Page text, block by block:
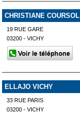
CHRISTIANE COURSOL
19 RUE GARE
03200 - VICHY
ELLAJO VICHY
33 RUE PARIS
03200 - VICHY